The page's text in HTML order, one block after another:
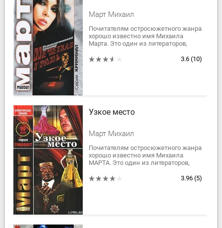
Март Михаил
Почитателям остросюжетного жанра
хорошо известно имя Михаила
Марта. Это один из литераторов,
точен, разнообразен, динамичен и
3.6 (10)
Узкое место
Март Михаил
Почитателям остросюжетного жанра
хорошо известно имя Михаила
МАРТА. Это один из литераторов,
точен, разнообразен, динамичен и
3.96 (5)